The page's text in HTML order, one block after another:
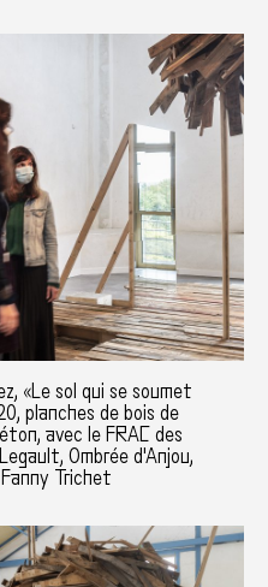
«Le sol qui se soumet
planches de bois de
avec le FRAC des
Ombrée d'Anjou,
Trichet